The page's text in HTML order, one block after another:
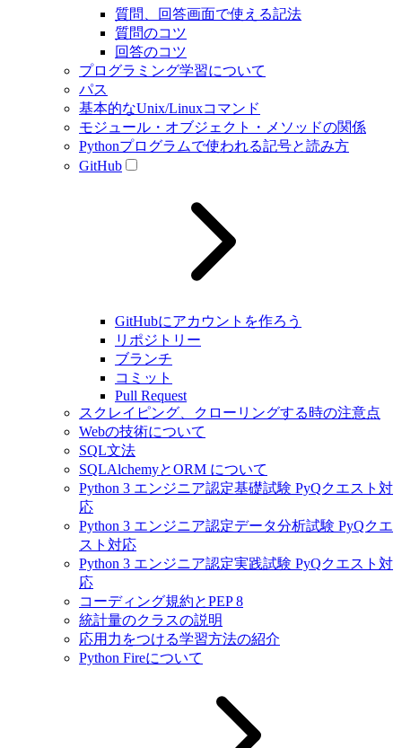
質問、回答画面で使える記法
質問のコツ
回答のコツ
プログラミング学習について
パス
基本的なUnix/Linuxコマンド
モジュール・オブジェクト・メソッドの関係
Pythonプログラムで使われる記号と読み方
GitHub
GitHubにアカウントを作ろう
リポジトリー
ブランチ
コミット
Pull Request
スクレイピング、クローリングする時の注意点
Webの技術について
SQL文法
SQLAlchemyとORM について
Python 3 エンジニア認定基礎試験 PyQクエスト対
応
Python 3 エンジニア認定データ分析試験 PyQクエ
スト対応
Python 3 エンジニア認定実践試験 PyQクエスト対
応
コーディング規約とPEP 8
統計量のクラスの説明
応用力をつける学習方法の紹介
Python Fireについて